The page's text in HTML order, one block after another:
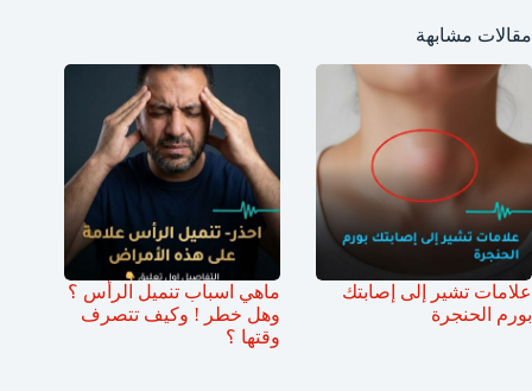
مقالات مشابهة
علامات تشير إلى إصابتك
بورم الحنجرة
ماهي اسباب تنميل الرأس ؟
وهل خطر ! وكيف تتصرف
وقتها ؟